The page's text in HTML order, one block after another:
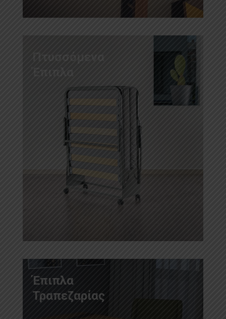
Πτυσσόμενα
Έπιπλα
Έπιπλα
Τραπεζαρίας